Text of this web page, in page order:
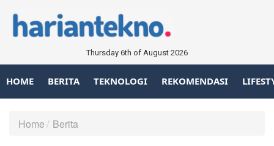
Thursday 6th of August 2026
HOME BERITA TEKNOLOGI REKOMENDASI
Home Berita